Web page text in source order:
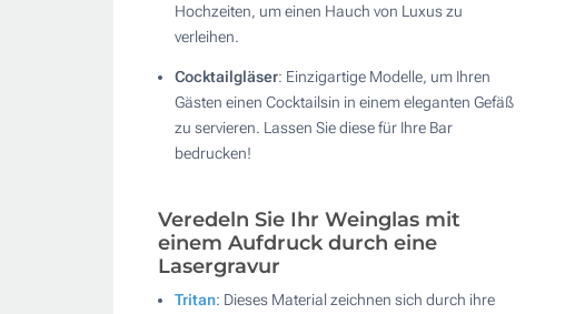
Hochzeiten, um einen Hauch von Luxus zu
verleihen.
Cocktailgläser: Einzigartige Modelle, um Ihren
Gästen einen Cocktailsin in einem eleganten Gefäß
zu servieren. Lassen Sie diese für Ihre Bar
bedrucken!
Veredeln Sie Ihr Weinglas mit
einem Aufdruck durch eine
Lasergravur
Tritan: Dieses Material zeichnen sich durch ihre